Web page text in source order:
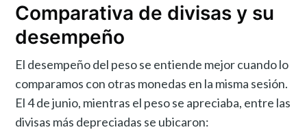
Comparativa de divisas y su
desempeño
El desempeño del peso se entiende mejor cuando lo
comparamos con otras monedas en la misma sesión.
El 4 de junio, mientras el peso se apreciaba, entre las
divisas más depreciadas se ubicaron: